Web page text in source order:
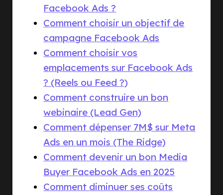
Facebook Ads ?
Comment choisir un objectif de
campagne Facebook Ads
Comment choisir vos
emplacements sur Facebook Ads
? (Reels ou Feed ?)
Comment construire un bon
webinaire (Lead Gen)
Comment dépenser 7M$ sur Meta
Ads en un mois (The Ridge)
Comment devenir un bon Media
Buyer Facebook Ads en 2025
Comment diminuer ses coûts